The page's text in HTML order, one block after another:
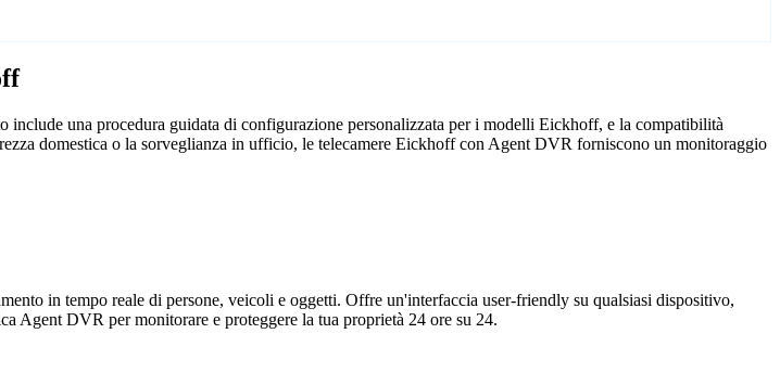
una procedura guidata di configurazione personalizzata per i modelli Eickhoff, e la compatibilità
domestica o la sorveglianza in ufficio, le telecamere Eickhoff con Agent DVR forniscono un monitoraggio
in tempo reale di persone, veicoli e oggetti. Offre un'interfaccia user-friendly su qualsiasi dispositivo,
Agent DVR per monitorare e proteggere la tua proprietà 24 ore su 24.